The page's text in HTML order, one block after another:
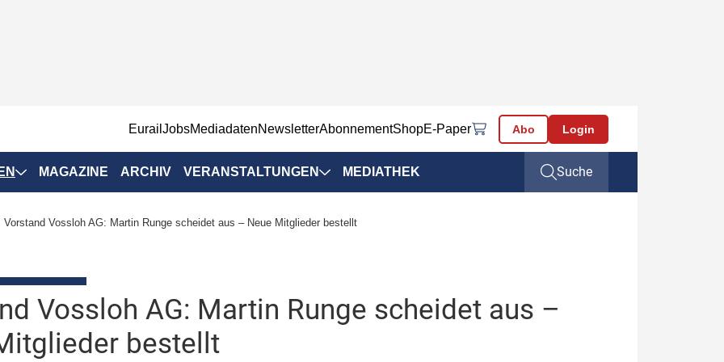
EurailJobsMediadatenNewsletterAbonnementShopE-Paper Abo Login
Positionen
& Märkte
MAGAZINE ARCHIV VERANSTALTUNGEN
Veranstaltungen
Branchentermine
MEDIATHEK Suche
Vorstand Vossloh AG: Martin Runge scheidet aus – Neue Mitglieder bestellt
Vossloh AG: Martin Runge scheidet aus –
bestellt